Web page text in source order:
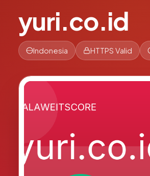
yuri.co.id
Indonesia HTTPS Valid